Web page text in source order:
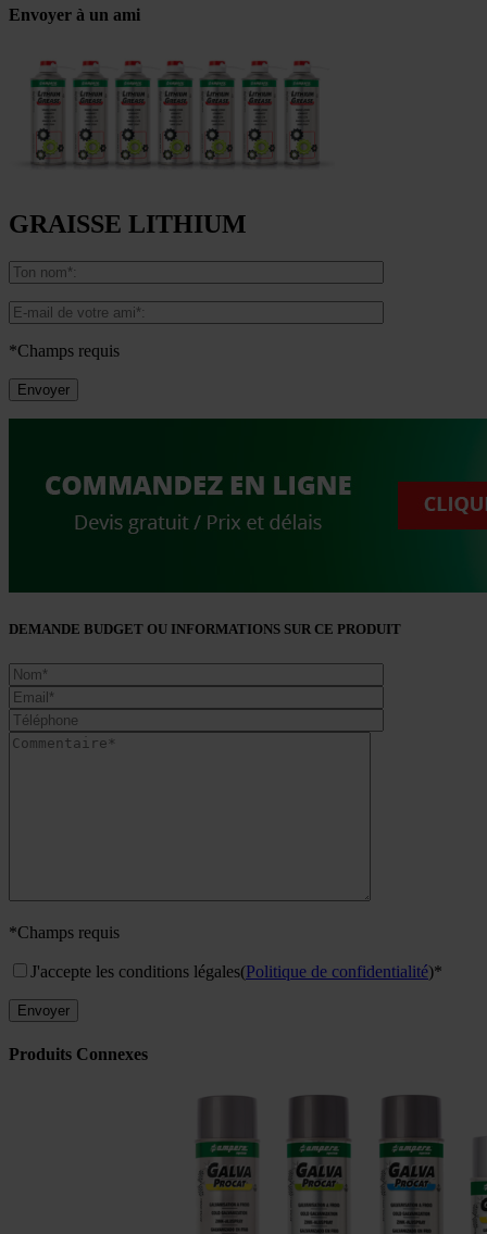
Envoyer à un ami
GRAISSE LITHIUM
*Champs requis
DEMANDE BUDGET OU INFORMATIONS SUR CE PRODUIT
*Champs requis
J'accepte les conditions légales(Politique de confidentialité)*
Produits Connexes